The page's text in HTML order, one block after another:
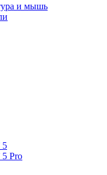
и мышь
5
Pro